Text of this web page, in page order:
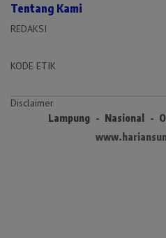
Tentang Kami
REDAKSI
KODE ETIK
Disclaimer
Lampung Nasional